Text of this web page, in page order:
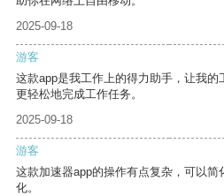
2025-09-18
游客
这款app是我工作上的得力助手，让我
更轻松地完成工作任务。
2025-09-18
游客
这款加速器app的操作有点复杂，可以
化。